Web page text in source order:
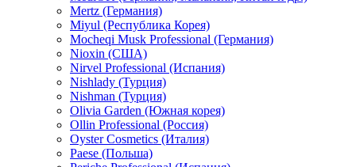
Mertz (Германия)
Miyul (Республика Корея)
Mocheqi Musk Professional (Германия)
Nioxin (США)
Nirvel Professional (Испания)
Nishlady (Турция)
Nishman (Турция)
Olivia Garden (Южная корея)
Ollin Professional (Россия)
Oyster Cosmetics (Италия)
Paese (Польша)